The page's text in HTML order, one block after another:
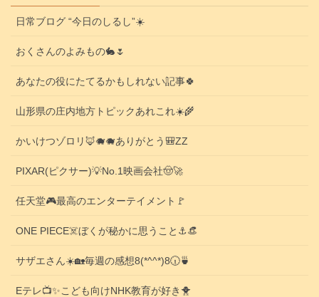
日常ブログ “今日のしるし”☀️
おくさんのよみもの🐇🌷
あなたの役にたてるかもしれない記事🍀
山形県の庄内地方トピックあれこれ☀️🌾
かいけつゾロリ🦊🐗🐗ありがとう🎒ZZ
PIXAR(ピクサー)💡No.1映画会社🤠🚀
任天堂🎮️最高のエンターテイメント🚩
ONE PIECE☠️ぼくが秘かに思うこと⚓️👒
サザエさん☀️🏡毎週の感想8(*^^*)8🕡️🍵
Eテレ📺️✨こども向けNHK教育が好き🐥